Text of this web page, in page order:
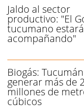
Jaldo al sector
productivo: "El
tucumano estará
acompañando"
Biogás:
generar más de
millones de
cúbicos